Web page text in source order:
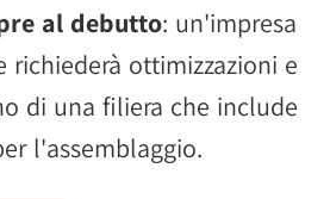
al debutto: un'impresa
richiederà ottimizzazioni e
di una filiera che include
l'assemblaggio.